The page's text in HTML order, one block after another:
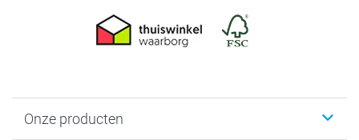
Onze producten